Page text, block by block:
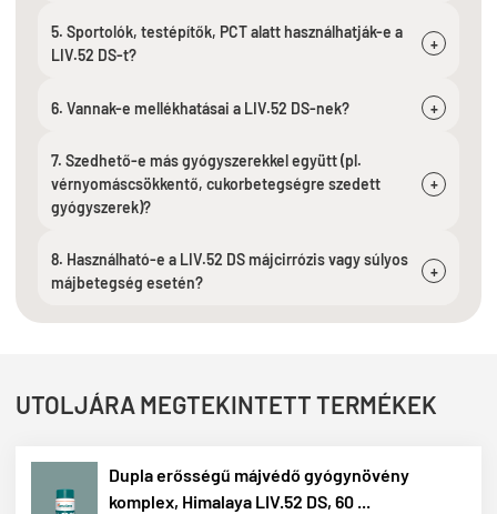
5. Sportolók, testépítők, PCT alatt használhatják-e a
LIV.52 DS-t?
+
6. Vannak-e mellékhatásai a LIV.52 DS-nek? +
7. Szedhető-e más gyógyszerekkel együtt (pl.
vérnyomáscsökkentő, cukorbetegségre szedett
gyógyszerek)?
+
8. Használható-e a LIV.52 DS májcirrózis vagy súlyos
májbetegség esetén?
+
UTOLJÁRA MEGTEKINTETT TERMÉKEK
Dupla erősségű májvédő gyógynövény
komplex, Himalaya LIV.52 DS, 60 ...